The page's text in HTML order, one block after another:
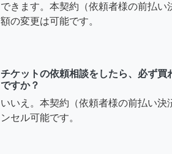
できます。本契約（依頼者様の前払い
額の変更は可能です。
チケットの依頼相談をしたら、必ず買
ですか？
いいえ。本契約（依頼者様の前払い決
ンセル可能です。